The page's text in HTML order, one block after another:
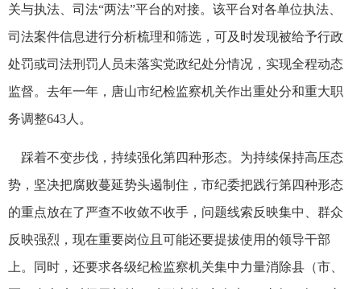
关与执法、司法“两法”平台的对接。该平台对各单位执法、
司法案件信息进行分析梳理和筛选，可及时发现被给予行政
处罚或司法刑罚人员未落实党政纪处分情况，实现全程动态
监督。去年一年，唐山市纪检监察机关作出重处分和重大职
务调整643人。
踩着不变步伐，持续强化第四种形态。为持续保持高压态
势，坚决把腐败蔓延势头遏制住，市纪委把践行第四种形态
的重点放在了严查不收敛不收手，问题线索反映集中、群众
反映强烈，现在重要岗位且可能还要提拔使用的领导干部
上。同时，还要求各级纪检监察机关集中力量消除县（市、